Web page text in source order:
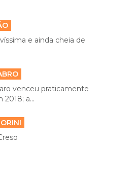
e ainda cheia de
venceu praticamente
2018; a...